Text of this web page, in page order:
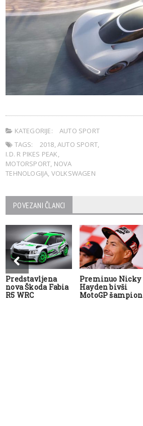
KATEGORIJE:
AUTO SPORT
TAGS:
2018,AUTO SPORT,
I.D. R PIKES PEAK,
MOTORSPORT, NOVA
TEHNOLOGIJA, VOLKSWAGEN
POVEZANI ČLANCI
Predstavljena
nova Škoda Fabia
R5 WRC
Preminuo Nicky
Hayden bivši
MotoGP šampion